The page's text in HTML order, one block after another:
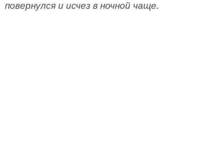
повернулся и исчез в ночной чаще.